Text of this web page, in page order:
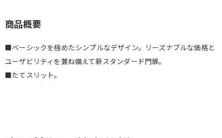
商品概要
■ベーシックを極めたシンプルなデザイン。リーズナブルな価格と
ユーザビリティを兼ね備えて新スタンダード門扉。
■たてスリット。